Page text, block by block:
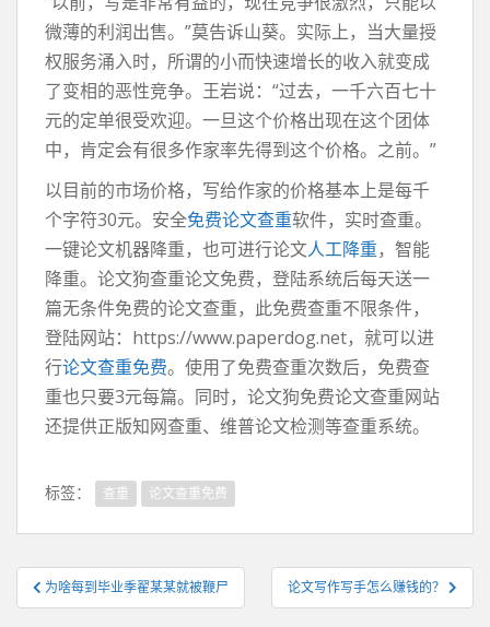
微薄的利润出售。”莫告诉山葵。实际上，当大量授
权服务涌入时，所谓的小而快速增长的收入就变成
了变相的恶性竞争。王岩说：“过去，一千六百七十
元的定单很受欢迎。一旦这个价格出现在这个团体
中，肯定会有很多作家率先得到这个价格。之前。”
以目前的市场价格，写给作家的价格基本上是每千
个字符30元。安全免费论文查重软件，实时查重。
一键论文机器降重，也可进行论文人工降重，智能
降重。论文狗查重论文免费，登陆系统后每天送一
篇无条件免费的论文查重，此免费查重不限条件，
登陆网站：https://www.paperdog.net，就可以进
行论文查重免费。使用了免费查重次数后，免费查
重也只要3元每篇。同时，论文狗免费论文查重网站
还提供正版知网查重、维普论文检测等查重系统。
标签： 查重 论文查重免费
文
章
为啥每到毕业季翟某某就被鞭尸 论文写作写手怎么赚钱的？